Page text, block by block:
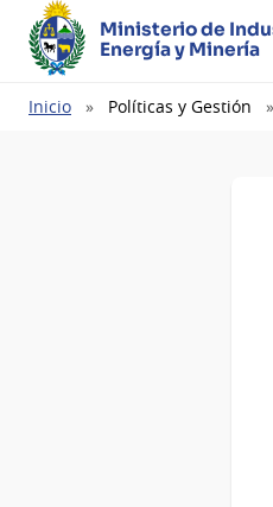
Ministerio de
Energía y Minería
Ruta
Inicio Políticas y Gestión